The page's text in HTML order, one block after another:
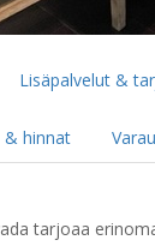
Lisäpalvelut &
& hinnat
tarjoaa